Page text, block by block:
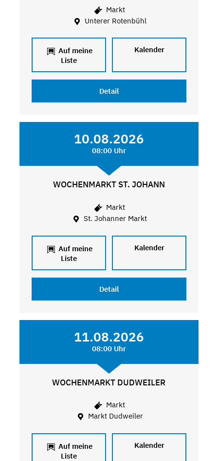
Markt
Unterer Rotenbühl
Auf meine
Liste
Kalender
Detail
10.08.2026
08:00 Uhr
WOCHENMARKT ST. JOHANN
Markt
St. Johanner Markt
Auf meine
Liste
Kalender
Detail
11.08.2026
08:00 Uhr
WOCHENMARKT DUDWEILER
Markt
Markt Dudweiler
Auf meine
Liste
Kalender